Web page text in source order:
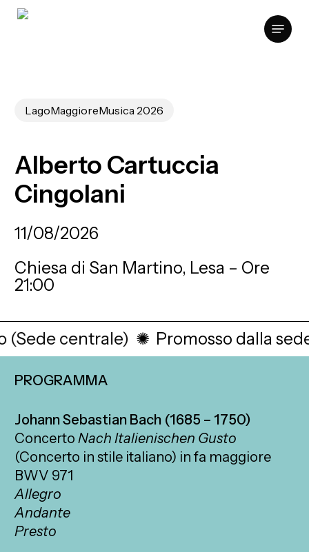
Skip
Menu
LagoMaggioreMusica 2026
Alberto Cartuccia
Cingolani
11/08/2026
Chiesa di San Martino, Lesa – Ore
21:00
centrale) ✺ Promosso dalla sede
PROGRAMMA
Johann Sebastian Bach (1685 – 1750)
ConcertoNach Italienischen Gusto
(Concerto in stile italiano) in fa maggiore
BWV 971
Allegro
Andante
Presto
Close